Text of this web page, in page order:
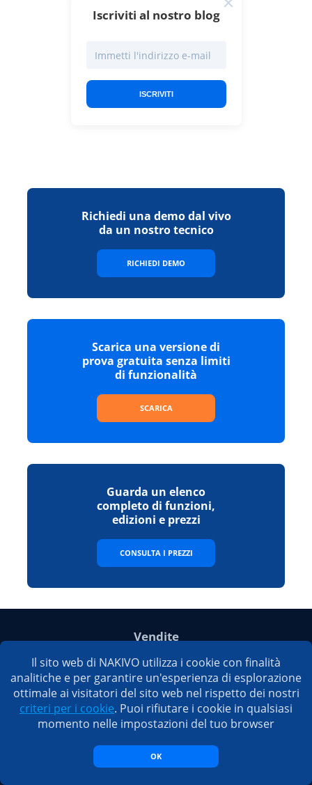
Iscriviti al nostro blog
ISCRIVITI
Richiedi una demo dal vivo
da un nostro tecnico
RICHIEDI DEMO
Scarica una versione di
prova gratuita senza limiti
di funzionalità
SCARICA
Guarda un elenco
completo di funzioni,
edizioni e prezzi
CONSULTA I PREZZI
Vendite
E-mail:sales@nakivo.com
Fax: +1 408 516 9464
Americhe: +1 408 440 5605 (in tutto il mondo) nuovo
EMEA: +44 074 8287 7208 nuovo
Taiwan:+886 9 3563 5220
Supporto
Il sito web di NAKIVO utilizza i cookie con finalità
analitiche e per garantire un'esperienza di esplorazione
ottimale ai visitatori del sito web nel rispetto dei nostri
criteri per i cookie. Puoi rifiutare i cookie in qualsiasi
momento nelle impostazioni del tuo browser
OK